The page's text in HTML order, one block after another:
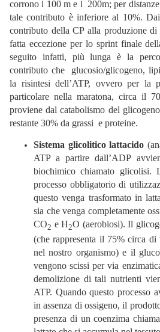
corrono i 100 m e i 200m; per
tale contributo è inferiore al 10%.
contributo della CP alla produzione di
fatta eccezione per lo sprint finale
seguito infatti, più lunga è la
contributo che glucosio/glicogeno,
la risintesi dell’ATP, ovvero per la
particolare nella maratona, circa il
proviene dal catabolismo del
restante 30% da grassi e proteine.
Sistema glicolitico lattacido
ATP a partire dall’ADP
biochimico chiamato glicolisi.
processo obbligatorio di
questo venga trasformato in
sia che venga completamente
CO2 e H2O (aerobiosi). Il
(che rappresenta il 75% circa
nel nostro organismo) e il
vengono scissi per via
demolizione di tali nutrienti
ATP. Quando questo processo
in assenza di ossigeno, il
presenza di un coenzima